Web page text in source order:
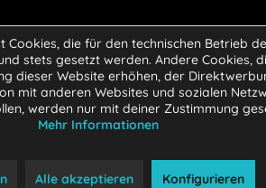
Cookies, die für den technischen Betrieb
stets gesetzt werden. Andere Cookies,
dieser Website erhöhen, der
mit anderen Websites und sozialen
werden nur mit deiner Zustimmung
Mehr Informationen
Alle akzeptieren Konfigurieren